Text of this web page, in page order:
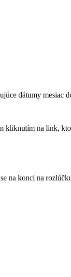
dátumy mesiac
kliknutím na link,
na konci na